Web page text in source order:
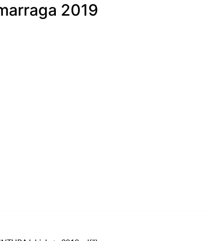
2019